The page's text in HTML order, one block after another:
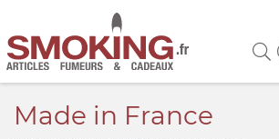
Made in France